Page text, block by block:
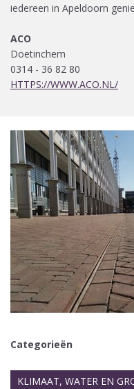
iedereen in Apeldoorn
ACO
Doetinchem
0314 - 36 82 80
HTTPS://WWW.ACO.NL/
Categorieën
KLIMAAT, WATER EN